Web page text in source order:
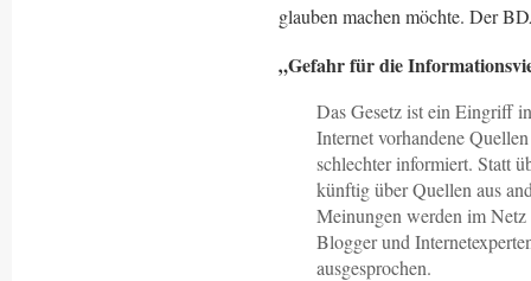
glauben machen möchte. Der
„Gefahr für die
Das Gesetz ist ein Eingriff
Internet vorhandene
schlechter informiert. Statt
künftig über Quellen aus
Meinungen werden im
Blogger und
ausgesprochen.